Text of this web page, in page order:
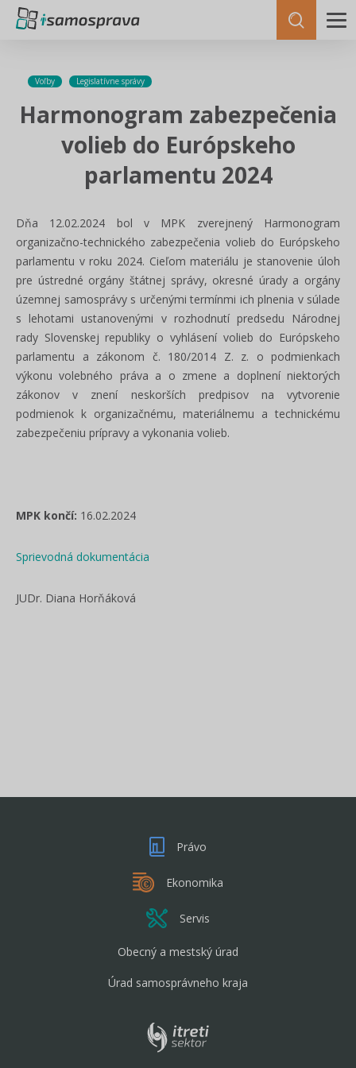
Voľby Legislatívne správy
Harmonogram zabezpečenia
volieb do Európskeho
parlamentu 2024
Dňa 12.02.2024 bol v MPK zverejnený Harmonogram
organizačno-technického zabezpečenia volieb do Európskeho
parlamentu v roku 2024. Cieľom materiálu je stanovenie úloh
pre ústredné orgány štátnej správy, okresné úrady a orgány
územnej samosprávy s určenými termínmi ich plnenia v súlade
s lehotami ustanovenými v rozhodnutí predsedu Národnej
rady Slovenskej republiky o vyhlásení volieb do Európskeho
parlamentu a zákonom č. 180/2014 Z. z. o podmienkach
výkonu volebného práva a o zmene a doplnení niektorých
zákonov v znení neskorších predpisov na vytvorenie
podmienok k organizačnému, materiálnemu a technickému
zabezpečeniu prípravy a vykonania volieb.
MPK končí: 16.02.2024
Sprievodná dokumentácia
JUDr. Diana Horňáková
Právo
Ekonomika
Servis
Obecný a mestský úrad
Úrad samosprávneho kraja